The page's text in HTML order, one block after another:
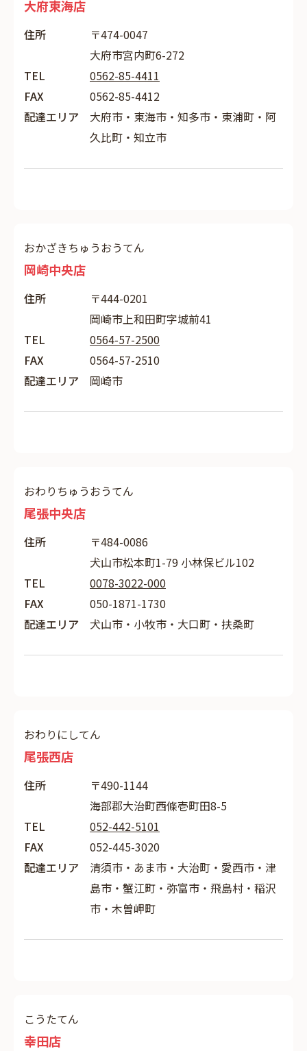
大府東海店
住所
〒474-0047
大府市宮内町6-272
TEL
0562-85-4411
FAX
0562-85-4412
配達エリア
大府市・東海市・知多市・東浦町・阿
久比町・知立市
おかざきちゅうおうてん
岡崎中央店
住所
〒444-0201
岡崎市上和田町字城前41
TEL
0564-57-2500
FAX
0564-57-2510
配達エリア
岡崎市
おわりちゅうおうてん
尾張中央店
住所
〒484-0086
犬山市松本町1-79 小林保ビル102
TEL
0078-3022-000
FAX
050-1871-1730
配達エリア
犬山市・小牧市・大口町・扶桑町
おわりにしてん
尾張西店
住所
〒490-1144
海部郡大治町西條壱町田8-5
TEL
052-442-5101
FAX
052-445-3020
配達エリア
清須市・あま市・大治町・愛西市・津
島市・蟹江町・弥富市・飛島村・稲沢
市・木曽岬町
こうたてん
幸田店